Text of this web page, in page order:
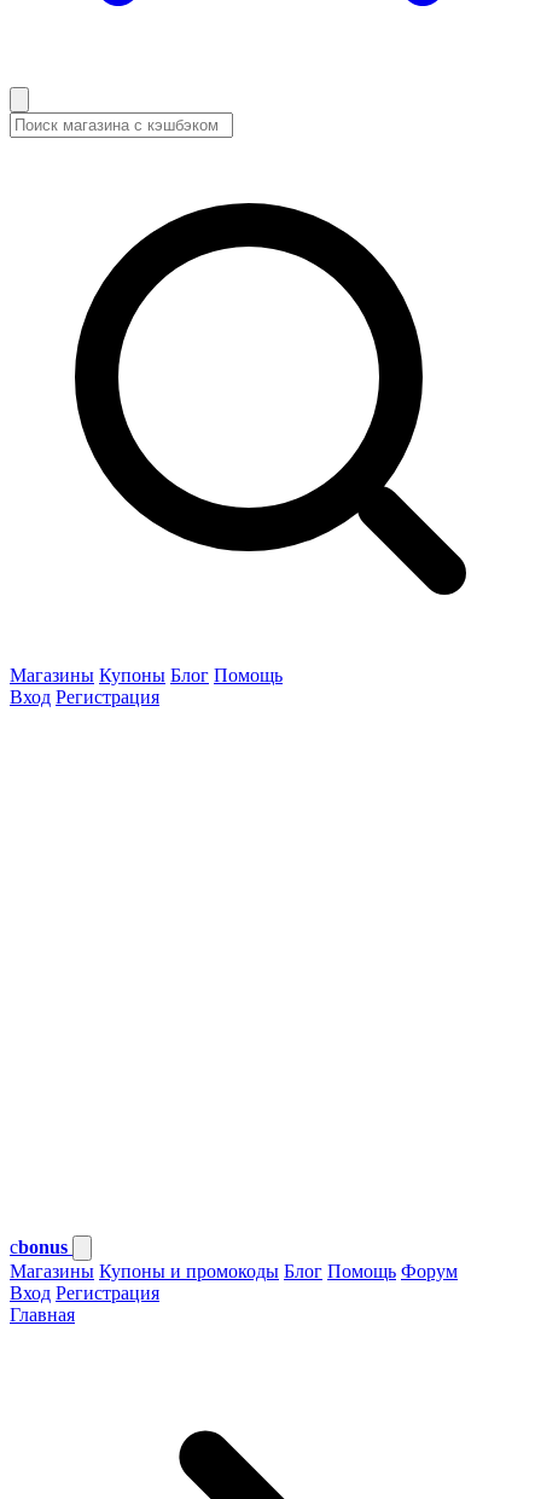
Магазины Купоны Блог Помощь
Вход Регистрация
cbonus
Магазины Купоны и промокоды Блог Помощь Форум
Вход Регистрация
Главная